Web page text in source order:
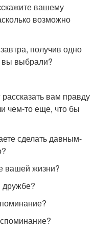
вашему
возможно
получив одно
вы выбрали?
вам правду
чем-то еще, что бы
сделать давным-
вашей жизни?
дружбе?